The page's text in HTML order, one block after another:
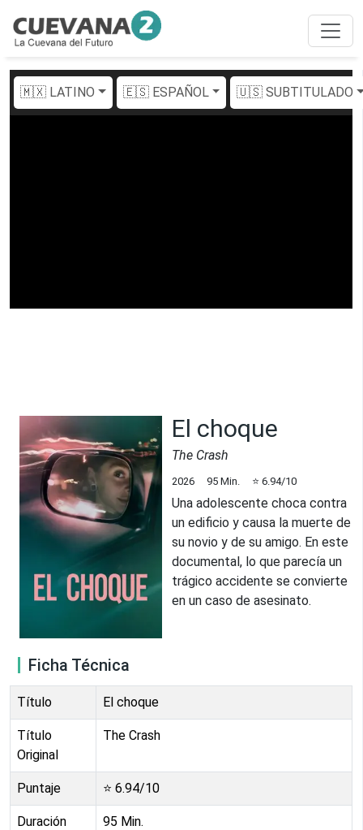
🇲🇽 LATINO 🇪🇸 ESPAÑOL 🇺🇸 SUBTITULADO
El choque
The Crash
2026 95 Min. ⭐ 6.94/10
Una adolescente choca contra
un edificio y causa la muerte de
su novio y de su amigo. En este
documental, lo que parecía un
trágico accidente se convierte
en un caso de asesinato.
Ficha Técnica
Título El choque
Título
Original
The Crash
Puntaje ⭐ 6.94/10
Duración 95 Min.